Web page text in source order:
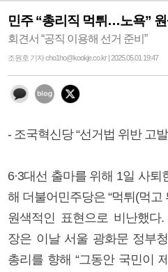
민주 “총리직 먹튀…노욕”
회견서 “공직 이용해 선거 준비”
조원호 기자 cho1ho@kookje.co.kr | 2025.05.01 19:47
- 조국혁신당 “선거법 위반 고발
6·3대선 출마를 위해 1일 사
해 더불어민주당은 “먹튀(먹고
원색적인 표현으로 비난했다
장은 이날 서울 광화문 정부
총리를 향해 “그동안 국민이